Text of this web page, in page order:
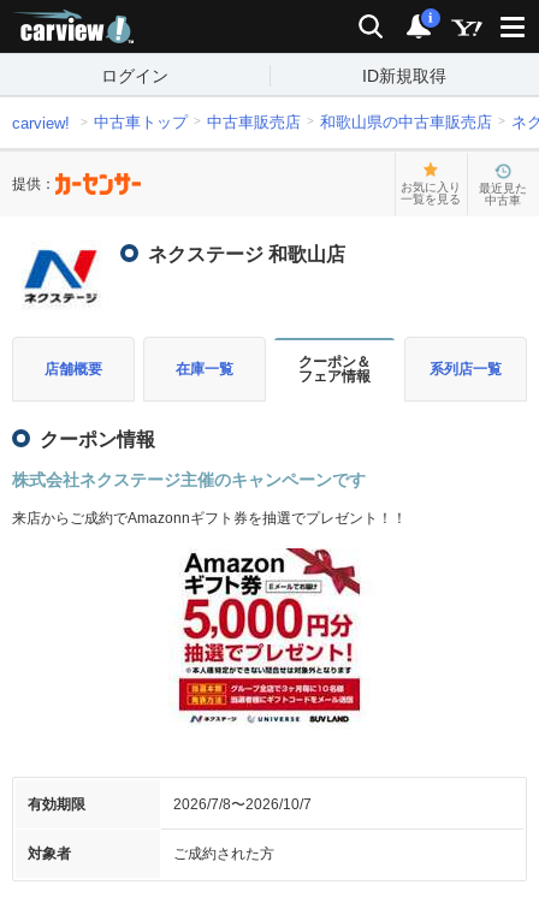
検索 通知
i
ログイン ID新規取得
carview! 中古車トップ 中古車販売店 和歌山県の中古車販売店 ネ
提供：
お気に入り
一覧を見る
最近見た
中古車
ネクステージ 和歌山店
店舗概要 在庫一覧
クーポン＆
フェア情報
系列店一覧
クーポン情報
株式会社ネクステージ主催のキャンペーンです
来店からご成約でAmazonnギフト券を抽選でプレゼント！！
有効期限 2026/7/8〜2026/10/7
対象者 ご成約された方